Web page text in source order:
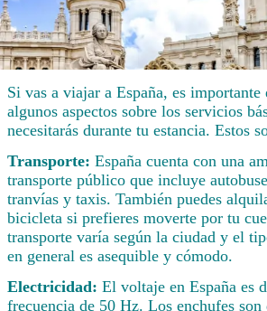
Si vas a viajar a España, es importante
algunos aspectos sobre los servicios
necesitarás durante tu estancia. Estos
Transporte: España cuenta con una
transporte público que incluye
tranvías y taxis. También puedes
bicicleta si prefieres moverte por tu
transporte varía según la ciudad y el
en general es asequible y cómodo.
Electricidad: El voltaje en España es
frecuencia de 50 Hz. Los enchufes